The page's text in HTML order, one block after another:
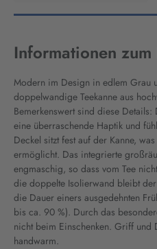
Artikelnummer:
41204
Informationen
Modern im Design in edlem Grau
doppelwandige Teekanne aus
Bemerkenswert sind diese
eine überraschende Haptik und
Deckel sitzt fest auf der Kanne,
ermöglicht. Das integrierte
engmaschig, so dass vom Tee
die doppelte Isolierwand bleibt
die Dauer einers ausgedehnten
bis ca. 90 %). Durch das
nicht beim Einschenken. Griff und
handwarm.